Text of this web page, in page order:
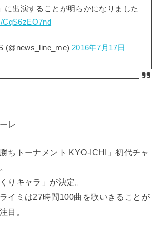
に出演することが明らかになりました
(@news_line_me) 2016年7月17日
レ
ちトーナメント KYO-ICHI」初代チャ
りキャラ」が決定。
イミは27時間100曲を歌いきることが
目。